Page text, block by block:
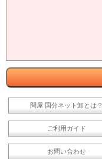
問屋 国分ネット卸とは？
ご利用ガイド
お問い合わせ